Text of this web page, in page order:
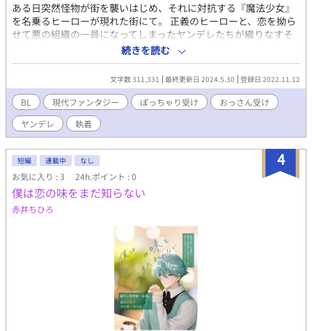
ある日突然怪物が街を襲いはじめ、それに対抗する『魔法少女』
を名乗るヒーローが現れた街にて。 正義のヒーローと、恋を拗ら
せて悪の組織の一員になってしまったヤンデレたちが織りなすそ
れぞれの恋のお話。 【メインCP】 ・無口でむっつり純情な先輩
(ガチムチイケメン、わけあって女装魔法少女)×嫉妬型ヤンデレの
ぽっちゃりヘタレ後輩(自尊心低め、洗脳されて敵幹部に) 両片思
い/すれ違い/じれじれ青春/溺愛×ヤンデレ 【準メインCP】 ・逆
上型ヤンデレ美少年×妻子持ち不憫ノンケおじさん(拉致監禁/洗
脳/快楽堕ち) ・わんこ系のストーカーチャラ男少年×貞操観念バ
グったビッチ芸能人おじさん(相思相愛/アホエロ/セフレから始ま
る恋) ・束縛型ヤンデレ美中年教師×ガサツな元遊び人の用務員お
じさん(熟年カップル/すれ違い) ほか、サブCPに若干百合要素あ
り。 【あらすじ詳細】 ある日突然ドラゴンのような怪物が街を襲
いはじめ、それに対抗する『魔法少女』を名乗るヒーローが現れ
た街にて。 ゲイであることを隠して生きるぽっちゃり少年、チア
キは、ある日片思い相手である先輩が魔法少女の正体だと知って
い組織・ヤンデリオ』の一員に選ばれてしまい……！？ 先輩との
恋心と罪悪感の間で苦しみながらも、正体を隠し、闇の魔法使い
の力を使って先輩に近づくことをやめられないチアキ。 そして、
実はチアキにベタ惚れで溺愛ルート待ったなしだった先輩。 すれ
違う二人の恋路に、他の闇の魔法使いたちの思惑も重なってい
き、事態は世界を巻き込む危機に発展していく――。
続きを読む
文字数 311,331 最終更新日 2024.5.30 登録日 2022.11.12
BL 現代ファンタジー ぽっちゃり受け
おっさん受け
ヤンデレ
執着
4
短編 連載中 なし
お気に入り : 3 24h.ポイント : 0
僕は恋の味をまだ知らない
赤井ちひろ